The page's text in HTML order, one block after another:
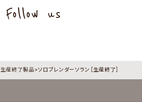
Follow us
生産終了製品 ソロブレンダーソラン［生産終了］